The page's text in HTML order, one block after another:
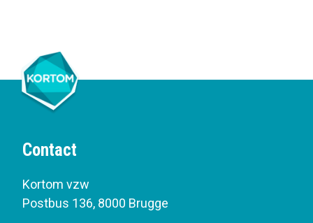
Contact
Kortom vzw
Postbus 136, 8000 Brugge